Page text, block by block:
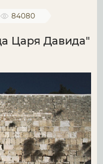
84080
Царя Давида"